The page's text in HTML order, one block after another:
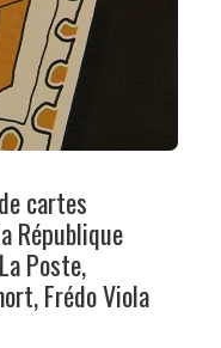
cartes
République
Poste,
Frédo Viola